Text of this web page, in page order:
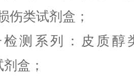
伤类试剂盒；
测系列：皮质醇
盒；